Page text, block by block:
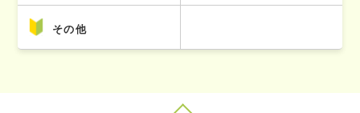
その他